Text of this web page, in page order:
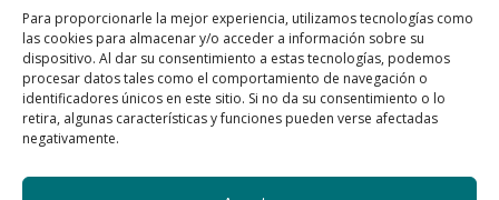
Para proporcionarle la mejor experiencia, utilizamos tecnologías como
las cookies para almacenar y/o acceder a información sobre su
dispositivo. Al dar su consentimiento a estas tecnologías, podemos
procesar datos tales como el comportamiento de navegación o
identificadores únicos en este sitio. Si no da su consentimiento o lo
retira, algunas características y funciones pueden verse afectadas
negativamente.
Días laborables de 08:00 a 17:00
Póngase en contacto con
0299 – 43 45 61
info@watacc.nl